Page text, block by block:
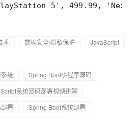
术 数据安全/隐私保护
JavaScript
统
Spring Boot小程序源码
系统源码部署视频讲解
署
Spring Boot系统部署